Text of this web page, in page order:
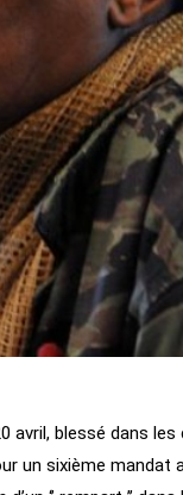
avril, blessé dans
un sixième mandat